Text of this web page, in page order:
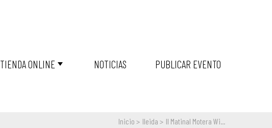
TIENDA ONLINE NOTICIAS PUBLICAR EVENTO
Inicio lleida II Matinal Motera Wi...